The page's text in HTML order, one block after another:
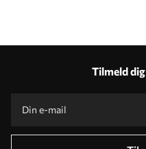
Tilmeld